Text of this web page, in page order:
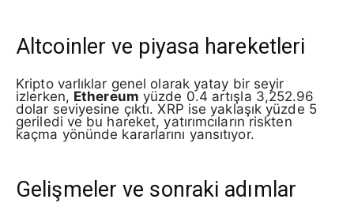
Altcoinler ve piyasa hareketleri
Kripto varlıklar genel olarak yatay bir seyir
izlerken, Ethereum yüzde 0.4 artışla 3,252.96
dolar seviyesine çıktı. XRP ise yaklaşık yüzde 5
geriledi ve bu hareket, yatırımcıların riskten
kaçma yönünde kararlarını yansıtıyor.
Gelişmeler ve sonraki adımlar